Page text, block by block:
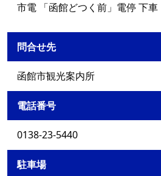
市電 「函館どつく前」電停 下
問合せ先
函館市観光案内所
電話番号
0138-23-5440
駐車場